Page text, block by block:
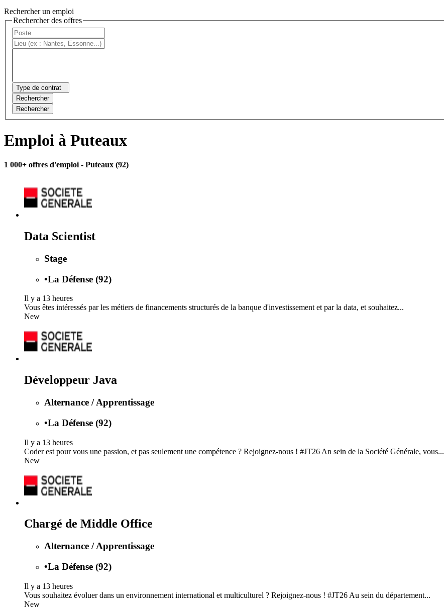
Rechercher un emploi
Rechercher des offres
Type de contrat
Rechercher
Rechercher
Emploi à Puteaux
1 000+ offres d'emploi - Puteaux (92)
Data Scientist
Stage
•La Défense (92)
Il y a 13 heures
Vous êtes intéressés par les métiers de financements structurés de la banque d'investissement et par la data, et souhaitez...
New
Développeur Java
Alternance / Apprentissage
•La Défense (92)
Il y a 13 heures
Coder est pour vous une passion, et pas seulement une compétence ? Rejoignez-nous ! #JT26 An sein de la Société Générale, vous...
New
Chargé de Middle Office
Alternance / Apprentissage
•La Défense (92)
Il y a 13 heures
Vous souhaitez évoluer dans un environnement international et multiculturel ? Rejoignez-nous ! #JT26 Au sein du département...
New